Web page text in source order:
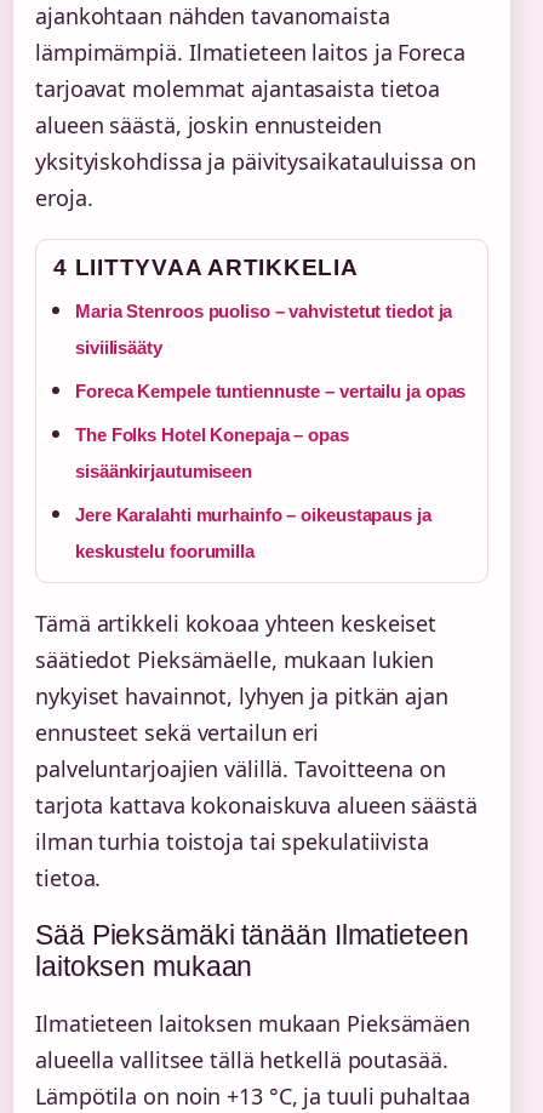
ajankohtaan nähden tavanomaista
lämpimämpiä. Ilmatieteen laitos ja Foreca
tarjoavat molemmat ajantasaista tietoa
alueen säästä, joskin ennusteiden
yksityiskohdissa ja päivitysaikatauluissa on
eroja.
4 LIITTYVAA ARTIKKELIA
Maria Stenroos puoliso – vahvistetut tiedot ja
siviilisääty
Foreca Kempele tuntiennuste – vertailu ja opas
The Folks Hotel Konepaja – opas
sisäänkirjautumiseen
Jere Karalahti murhainfo – oikeustapaus ja
keskustelu foorumilla
Tämä artikkeli kokoaa yhteen keskeiset
säätiedot Pieksämäelle, mukaan lukien
nykyiset havainnot, lyhyen ja pitkän ajan
ennusteet sekä vertailun eri
palveluntarjoajien välillä. Tavoitteena on
tarjota kattava kokonaiskuva alueen säästä
ilman turhia toistoja tai spekulatiivista
tietoa.
Sää Pieksämäki tänään Ilmatieteen
laitoksen mukaan
Ilmatieteen laitoksen mukaan Pieksämäen
alueella vallitsee tällä hetkellä poutasää.
Lämpötila on noin +13 °C, ja tuuli puhaltaa